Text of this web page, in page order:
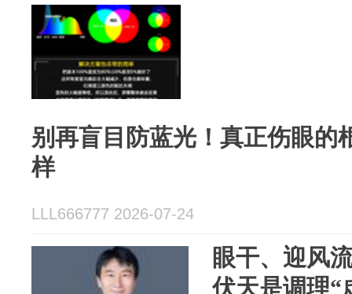
别再盲目防蓝光！真正伤眼的
样
LLL666777 2026-07-24
眼干、迎风
伏天是调理“